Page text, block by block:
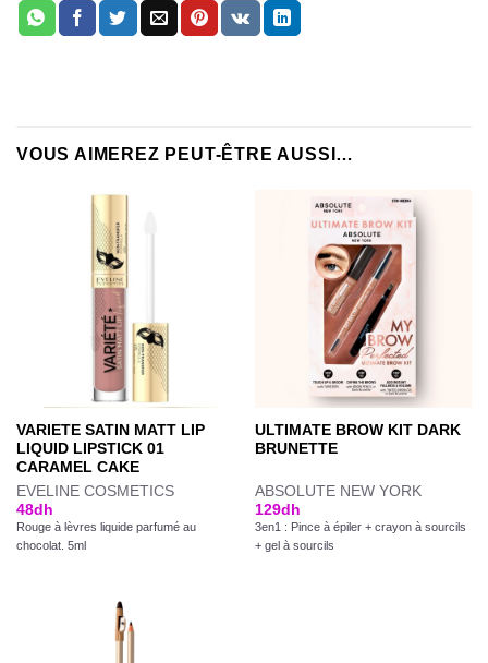
VOUS AIMEREZ PEUT-ÊTRE AUSSI…
VARIETE SATIN MATT LIP
LIQUID LIPSTICK 01
CARAMEL CAKE
EVELINE COSMETICS
48dh
Rouge à lèvres liquide parfumé au
chocolat. 5ml
ULTIMATE BROW KIT DARK
BRUNETTE
ABSOLUTE NEW YORK
129dh
3en1 : Pince à épiler + crayon à sourcils
+ gel à sourcils